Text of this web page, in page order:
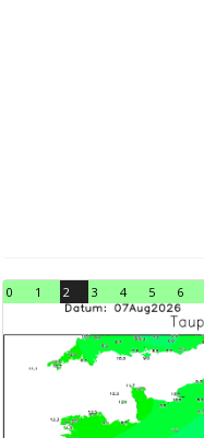
0 1 2 3 4 5 6